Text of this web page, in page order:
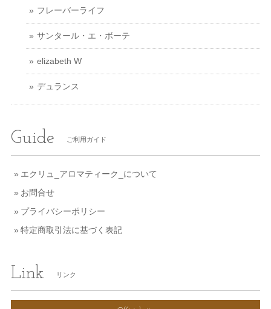
フレーバーライフ
サンタール・エ・ボーテ
elizabeth W
デュランス
Guide ご利用ガイド
エクリュ_アロマティーク_について
お問合せ
プライバシーポリシー
特定商取引法に基づく表記
Link リンク